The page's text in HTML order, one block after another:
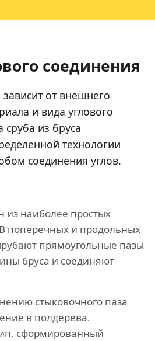
соединения
от внешнего
и вида углового
сруба из бруса
технологии
соединения углов.
из наиболее простых
поперечных и продольных
прямоугольные пазы
бруса и соединяют
стыковочного паза
в полдерева.
сформированный